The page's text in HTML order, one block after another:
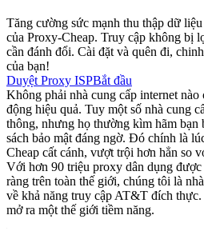
Tăng cường sức mạnh thu thập dữ
của Proxy-Cheap. Truy cập không bị
cần đánh đổi. Cài đặt và quên đi,
của bạn!
Duyệt Proxy ISPBắt đầu
Không phải nhà cung cấp internet
động hiệu quả. Tuy một số nhà cung
thông, nhưng họ thường kìm hãm bạn
sách bảo mật đáng ngờ. Đó chính là
Cheap cất cánh, vượt trội hơn hẳn so
Với hơn 90 triệu proxy dân dụng
ràng trên toàn thế giới, chúng tôi là
về khả năng truy cập AT&T đích
mở ra một thế giới tiềm năng.